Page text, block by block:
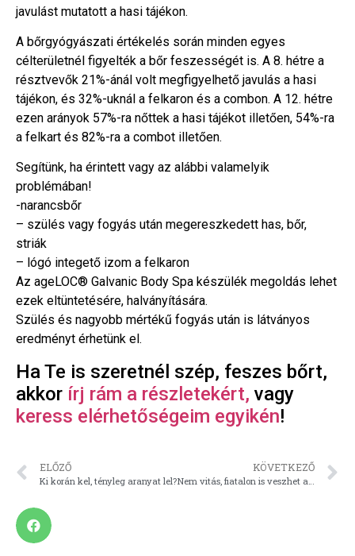
javulást mutatott a hasi tájékon.
A bőrgyógyászati értékelés során minden egyes
célterületnél figyelték a bőr feszességét is. A 8. hétre a
résztvevők 21%-ánál volt megfigyelhető javulás a hasi
tájékon, és 32%-uknál a felkaron és a combon. A 12. hétre
ezen arányok 57%-ra nőttek a hasi tájékot illetően, 54%-ra
a felkart és 82%-ra a combot illetően.
Segítünk, ha érintett vagy az alábbi valamelyik
problémában!
-narancsbőr
– szülés vagy fogyás után megereszkedett has, bőr,
striák
– lógó integető izom a felkaron
Az ageLOC® Galvanic Body Spa készülék megoldás lehet
ezek eltüntetésére, halványítására.
Szülés és nagyobb mértékű fogyás után is látványos
eredményt érhetünk el.
Ha Te is szeretnél szép, feszes bőrt,
akkor írj rám a részletekért, vagy
keress elérhetőségeim egyikén!
ELŐZŐ
Ki korán kel, tényleg aranyat lel?
KÖVETKEZŐ